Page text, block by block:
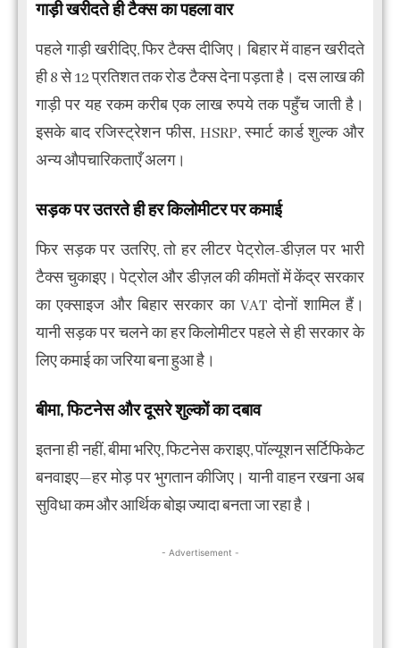
गाड़ी खरीदते ही टैक्स का पहला वार
पहले गाड़ी खरीदिए, फिर टैक्स दीजिए। बिहार में वाहन खरीदते
ही 8 से 12 प्रतिशत तक रोड टैक्स देना पड़ता है। दस लाख की
गाड़ी पर यह रकम करीब एक लाख रुपये तक पहुँच जाती है।
इसके बाद रजिस्ट्रेशन फीस, HSRP, स्मार्ट कार्ड शुल्क और
अन्य औपचारिकताएँ अलग।
सड़क पर उतरते ही हर किलोमीटर पर कमाई
फिर सड़क पर उतरिए, तो हर लीटर पेट्रोल-डीज़ल पर भारी
टैक्स चुकाइए। पेट्रोल और डीज़ल की कीमतों में केंद्र सरकार
का एक्साइज और बिहार सरकार का VAT दोनों शामिल हैं।
यानी सड़क पर चलने का हर किलोमीटर पहले से ही सरकार के
लिए कमाई का जरिया बना हुआ है।
बीमा, फिटनेस और दूसरे शुल्कों का दबाव
इतना ही नहीं, बीमा भरिए, फिटनेस कराइए, पॉल्यूशन सर्टिफिकेट
बनवाइए—हर मोड़ पर भुगतान कीजिए। यानी वाहन रखना अब
सुविधा कम और आर्थिक बोझ ज्यादा बनता जा रहा है।
- Advertisement -